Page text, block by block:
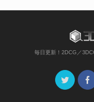
毎日更新！2DCG／